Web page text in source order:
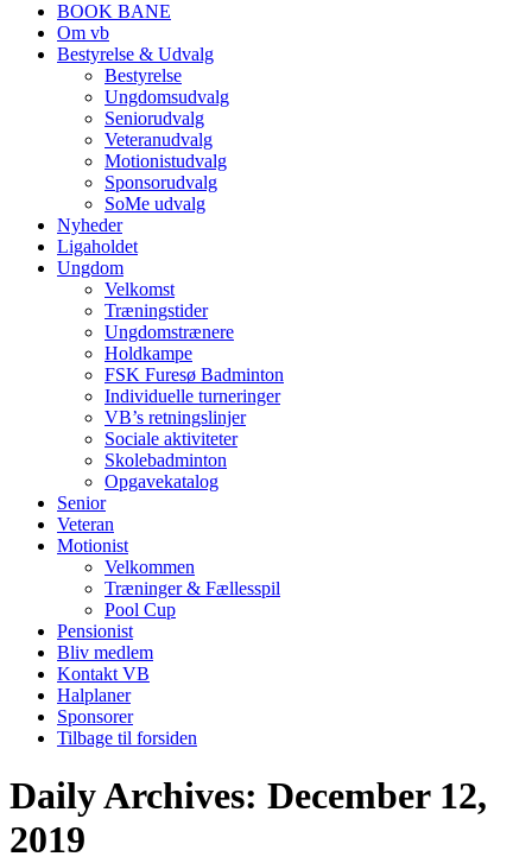
BOOK BANE
Om vb
Bestyrelse & Udvalg
Bestyrelse
Ungdomsudvalg
Seniorudvalg
Veteranudvalg
Motionistudvalg
Sponsorudvalg
SoMe udvalg
Nyheder
Ligaholdet
Ungdom
Velkomst
Træningstider
Ungdomstrænere
Holdkampe
FSK Furesø Badminton
Individuelle turneringer
VB’s retningslinjer
Sociale aktiviteter
Skolebadminton
Opgavekatalog
Senior
Veteran
Motionist
Velkommen
Træninger & Fællesspil
Pool Cup
Pensionist
Bliv medlem
Kontakt VB
Halplaner
Sponsorer
Tilbage til forsiden
Daily Archives: December 12,
2019